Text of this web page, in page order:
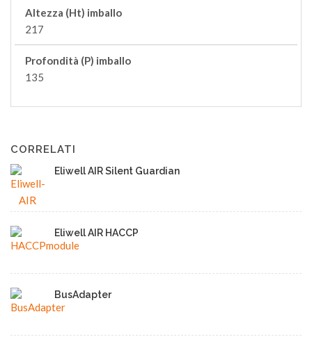
Altezza (Ht) imballo
217
Profondità (P) imballo
135
CORRELATI
Eliwell AIR Silent Guardian
Eliwell AIR HACCP
BusAdapter